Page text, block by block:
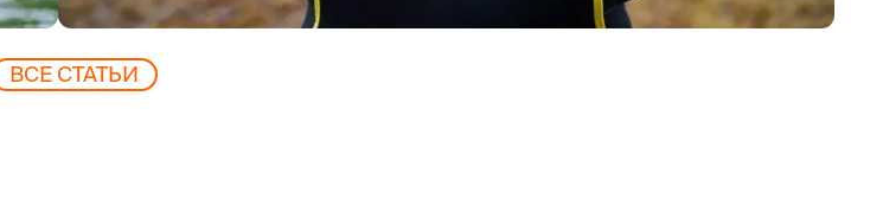
ВCЕ СТАТЬИ